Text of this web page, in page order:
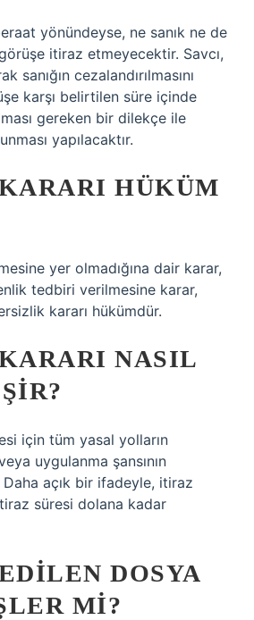
yönündeyse, ne sanık ne de
itiraz etmeyecektir. Savcı,
sanığın cezalandırılmasını
karşı belirtilen süre içinde
gereken bir dilekçe ile
yapılacaktır.
HÜKÜM
yer olmadığına dair karar,
tedbiri verilmesine karar,
kararı hükümdür.
NASIL
için tüm yasal yolların
uygulanma şansının
Daha açık bir ifadeyle, itiraz
süresi dolana kadar
DOSYA
MI?